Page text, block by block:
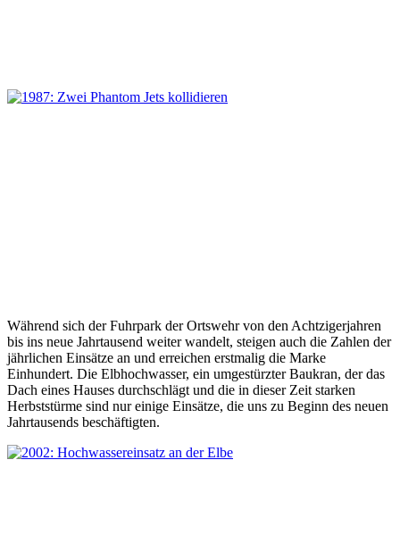
Während sich der Fuhrpark der Ortswehr von den Achtzigerjahren
bis ins neue Jahrtausend weiter wandelt, steigen auch die Zahlen der
jährlichen Einsätze an und erreichen erstmalig die Marke
Einhundert. Die Elbhochwasser, ein umgestürzter Baukran, der das
Dach eines Hauses durchschlägt und die in dieser Zeit starken
Herbststürme sind nur einige Einsätze, die uns zu Beginn des neuen
Jahrtausends beschäftigten.